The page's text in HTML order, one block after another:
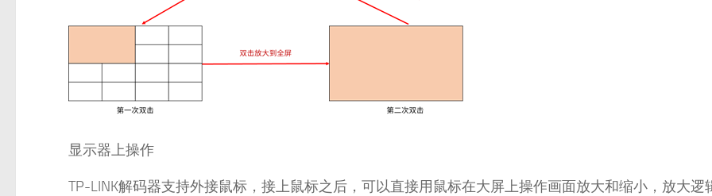
显示器上操作
TP-LINK解码器支持外接鼠标，接上鼠标之后，可以直接用鼠标在大屏上操作画面放大和缩小，放大逻